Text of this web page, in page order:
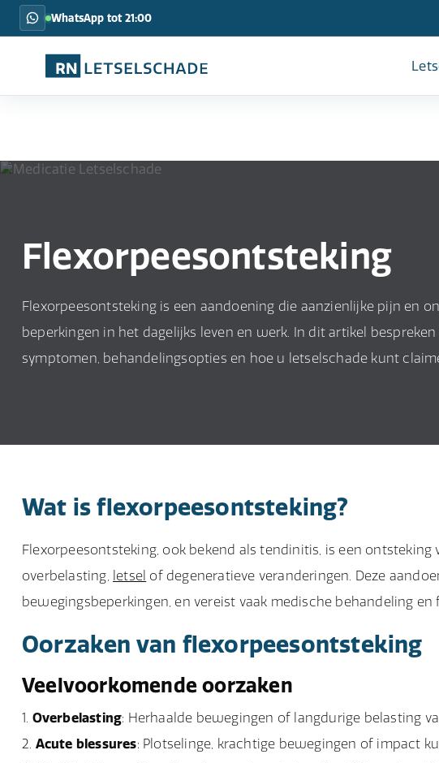
WhatsApp tot 21:00
Flexorpeesontsteking
Flexorpeesontsteking is een aandoening die aanzienlijke pijn en
beperkingen in het dagelijks leven en werk. In dit artikel
symptomen, behandelingsopties en hoe u letselschade kunt
Wat is flexorpeesontsteking?
Flexorpeesontsteking, ook bekend als tendinitis, is een
overbelasting, letsel of degeneratieve veranderingen. Deze
bewegingsbeperkingen, en vereist vaak medische behandeling en
Oorzaken van flexorpeesontsteking
Veelvoorkomende oorzaken
Overbelasting: Herhaalde bewegingen of langdurige belasting
Acute blessures: Plotselinge, krachtige bewegingen of impact